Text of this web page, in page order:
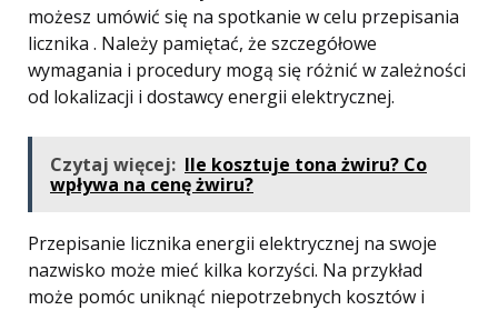
możesz umówić się na spotkanie w celu przepisania
licznika . Należy pamiętać, że szczegółowe
wymagania i procedury mogą się różnić w zależności
od lokalizacji i dostawcy energii elektrycznej.
Czytaj więcej: Ile kosztuje tona żwiru? Co
wpływa na cenę żwiru?
Przepisanie licznika energii elektrycznej na swoje
nazwisko może mieć kilka korzyści. Na przykład
może pomóc uniknąć niepotrzebnych kosztów i